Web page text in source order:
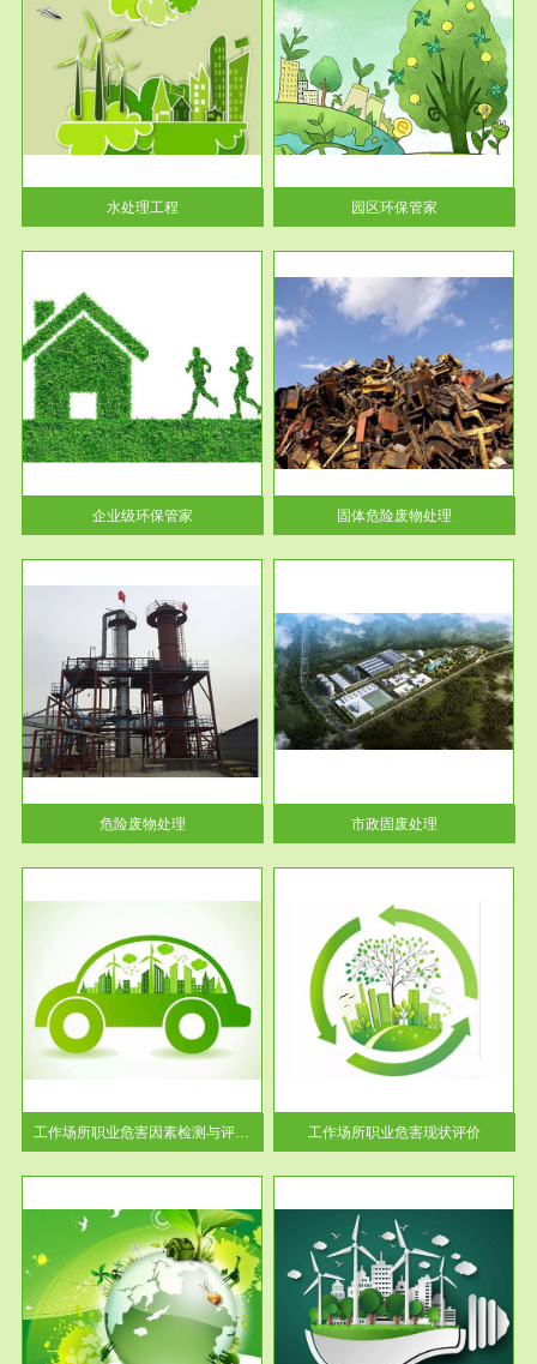
水处理工程
服务范围
园区环保管家
2016 年 4 月，环保部下发《关
于积极发挥环境保护作用促进供
给侧结...
园区环保管家
企业级环保管家
服务范围
固体危险废物处理
固体废物解释：固体废物是指人
们在生产建设、日常生活和其他
活动中...
固体危险废物处理
危险废物处理
服务范围
市政固废处理
蔚蓝生态环境科技所从事的市政
废物处理业务包括市政废物的处
理处...
市政固废处理
工作场所职业危害因素检测与评价...
服务范围
工作场所职业危害现状评价
【现状评价意义】：具体因素---
-通过质谱分析等多种手段明确
工作场...
工作场所职业危害现状评价
服务范围
废气测试
检测范围工业废气检测包括有机